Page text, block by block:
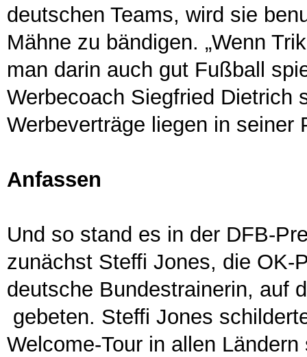
deutschen Teams, wird sie
Mähne zu bändigen. „Wenn
man darin auch gut Fußball
Werbecoach Siegfried Dietrich
Werbeverträge liegen in seiner
Anfassen
Und so stand es in der DFB-
zunächst Steffi Jones, die OK-
deutsche Bundestrainerin, auf
gebeten. Steffi Jones
Welcome-Tour in allen